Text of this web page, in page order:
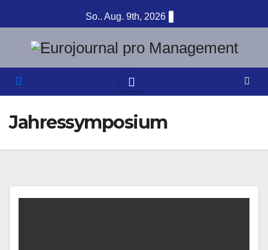
Inhalt
springen
So.. Aug. 9th, 2026
Jahressymposium